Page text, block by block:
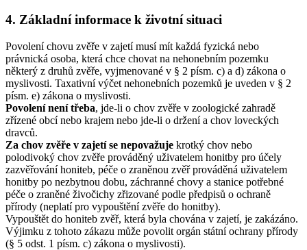
4. Základní informace k životní situaci
Povolení chovu zvěře v zajetí musí mít každá fyzická nebo
právnická osoba, která chce chovat na nehonebním pozemku
některý z druhů zvěře, vyjmenované v § 2 písm. c) a d) zákona o
myslivosti. Taxativní výčet nehonebních pozemků je uveden v § 2
písm. e) zákona o myslivosti.
Povolení není třeba, jde-li o chov zvěře v zoologické zahradě
zřízené obcí nebo krajem nebo jde-li o držení a chov loveckých
dravců.
Za chov zvěře v zajetí se nepovažuje krotký chov nebo
polodivoký chov zvěře prováděný uživatelem honitby pro účely
zazvěřování honiteb, péče o zraněnou zvěř prováděná uživatelem
honitby po nezbytnou dobu, záchranné chovy a stanice potřebné
péče o zraněné živočichy zřizované podle předpisů o ochraně
přírody (neplatí pro vypouštění zvěře do honitby).
Vypouštět do honiteb zvěř, která byla chována v zajetí, je zakázáno.
Výjimku z tohoto zákazu může povolit orgán státní ochrany přírody
(§ 5 odst. 1 písm. c) zákona o myslivosti).